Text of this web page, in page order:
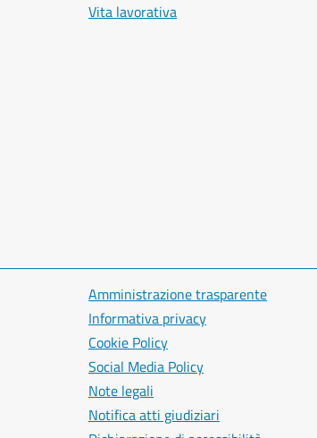
Vita lavorativa
Amministrazione trasparente
Informativa privacy
Cookie Policy
Social Media Policy
Note legali
Notifica atti giudiziari